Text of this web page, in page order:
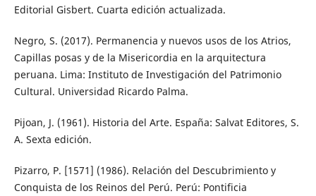
Editorial Gisbert. Cuarta edición actualizada.
Negro, S. (2017). Permanencia y nuevos usos de los Atrios,
Capillas posas y de la Misericordia en la arquitectura
peruana. Lima: Instituto de Investigación del Patrimonio
Cultural. Universidad Ricardo Palma.
Pijoan, J. (1961). Historia del Arte. España: Salvat Editores, S.
A. Sexta edición.
Pizarro, P. [1571] (1986). Relación del Descubrimiento y
Conquista de los Reinos del Perú. Perú: Pontificia